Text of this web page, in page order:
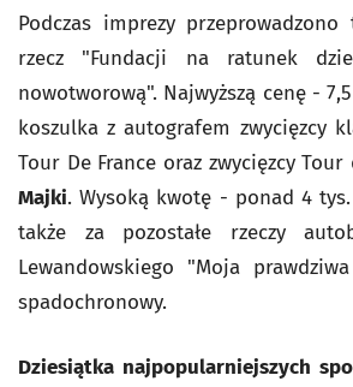
Podczas imprezy
rzecz "Fundacji na ratunek
nowotworową". Najwyższą cenę -
koszulka z autografem zwycięzcy
Tour De France oraz zwycięzcy
Majki. Wysoką kwotę - ponad 4
także za pozostałe rzeczy
Lewandowskiego "Moja
spadochronowy.
Dziesiątka najpopularniejszych